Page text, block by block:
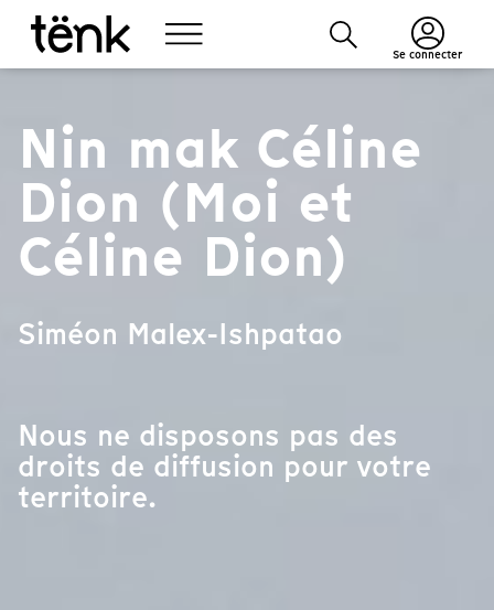
Se connecter
Nin mak Céline
Dion (Moi et
Céline Dion)
Siméon Malex-Ishpatao
Nous ne disposons pas des
droits de diffusion pour votre
territoire.